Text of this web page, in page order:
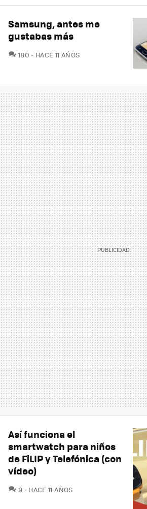
Samsung, antes me
gustabas más
180 COMENTARIOS
HACE 11 AÑOS
Así funciona el
smartwatch para niños
de FiLIP y Telefónica (con
vídeo)
9 COMENTARIOS
HACE 11 AÑOS